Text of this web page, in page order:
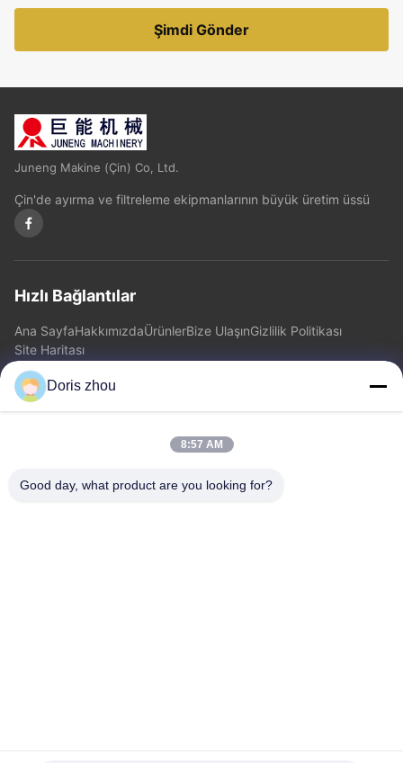
Şimdi Gönder
Juneng Makine (Çin) Co, Ltd.
Çin'de ayırma ve filtreleme ekipmanlarının büyük üretim üssü
Hızlı Bağlantılar
Ana SayfaHakkımızdaÜrünlerBize UlaşınGizlilik Politikası
Site Haritası
Bize Ulaşın
Adres: Chaoyang Road, Zhotie kasaba, şehir Yixing Jiangsu
Doris zhou
8:57 AM
Good day, what product are you looking for?